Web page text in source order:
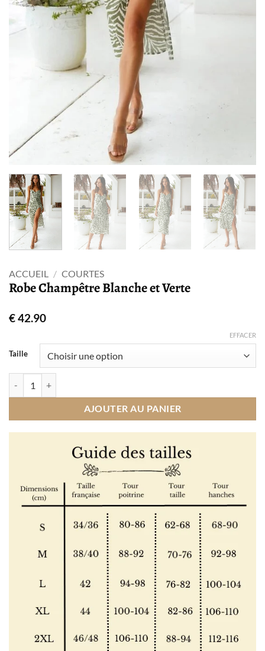
ACCUEIL / COURTES
Robe Champêtre Blanche et Verte
€42.90
Taille
EFFACER
AJOUTER AU PANIER